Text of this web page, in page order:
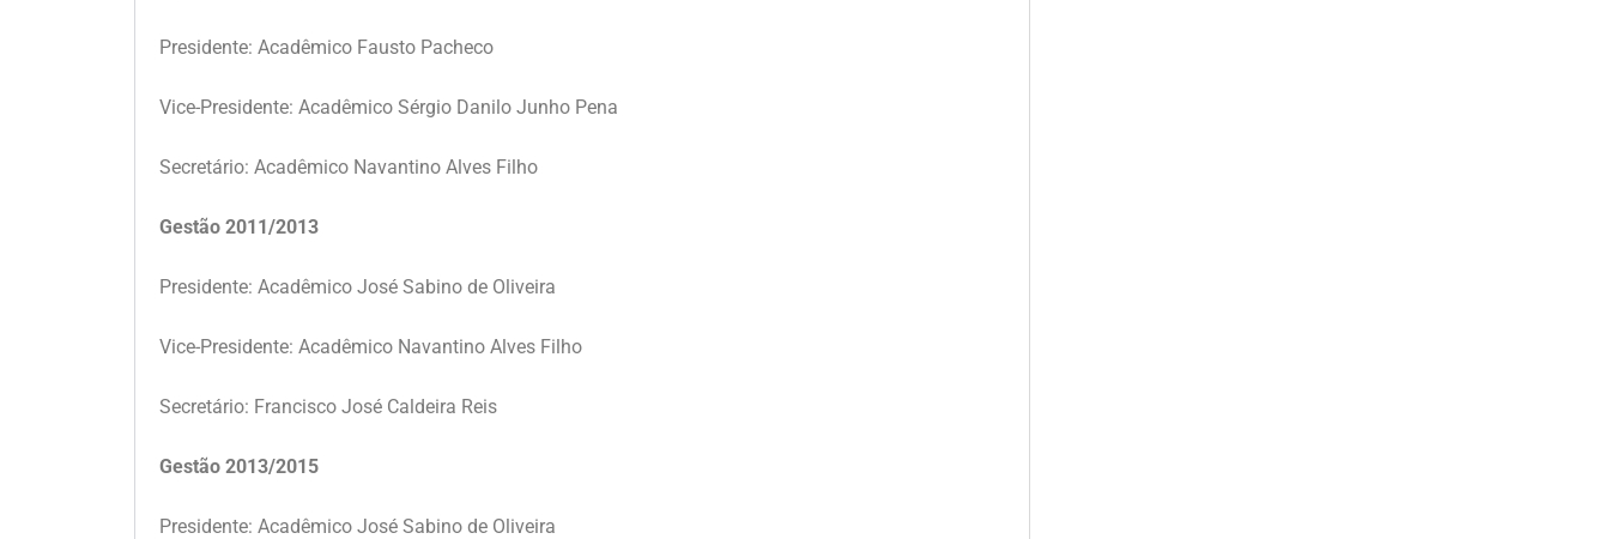
Presidente: Acadêmico Fausto Pacheco
Vice-Presidente: Acadêmico Sérgio Danilo Junho Pena
Secretário: Acadêmico Navantino Alves Filho
Gestão 2011/2013
Presidente: Acadêmico José Sabino de Oliveira
Vice-Presidente: Acadêmico Navantino Alves Filho
Secretário: Francisco José Caldeira Reis
Gestão 2013/2015
Presidente: Acadêmico José Sabino de Oliveira